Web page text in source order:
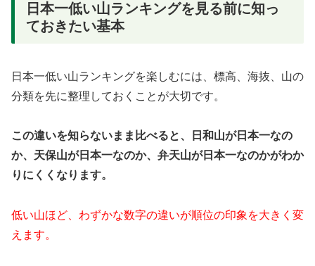
日本一低い山ランキングを見る前に知っ
ておきたい基本
日本一低い山ランキングを楽しむには、標高、海抜、山の
分類を先に整理しておくことが大切です。
この違いを知らないまま比べると、日和山が日本一なの
か、天保山が日本一なのか、弁天山が日本一なのかがわか
りにくくなります。
低い山ほど、わずかな数字の違いが順位の印象を大きく変
えます。